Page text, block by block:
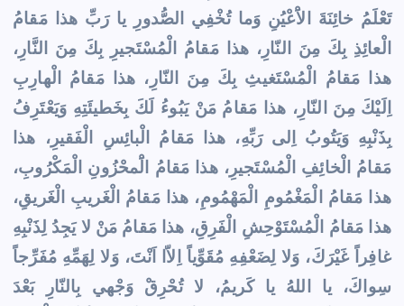
تَعْلَمُ خائِنَةَ الاَْعْيُنِ وَما تُخْفِي الصُّدورِ يا رَبِّ هذا مَقامُ
الْعائِذِ بِكَ مِنَ النّارِ، هذا مَقامُ الْمُسْتَجيرِ بِكَ مِنَ النَّارِ،
هذا مَقامُ الْمُسْتَغيثِ بِكَ مِنَ النّارِ، هذا مَقامُ الْهارِبِ
اِلَيْكَ مِنَ النّارِ، هذا مَقامُ مَنْ يَبُوءُ لَكَ بِخَطيئَتِهِ وَيَعْتَرِفُ
بِذَنْبِهِ وَيَتُوبُ اِلى رَبِّهِ، هذا مَقامُ الْبائِسِ الْفَقيرِ، هذا
مَقامُ الْخائِفِ الْمُسْتَجيرِ، هذا مَقامُ الَْمحْزُونِ الْمَكْرُوبِ،
هذا مَقامُ الْمَغْمُومِ الْمَهْمُومِ، هذا مَقامُ الْغَريبِ الْغَريقِ،
هذا مَقامُ الْمُسْتَوْحِشِ الْفَرِقِ، هذا مَقامُ مَنْ لا يَجِدُ لِذَنْبِهِ
غافِراً غَيْرَكَ، وَلا لِضَعْفِهِ مُقَوِّياً اِلاّا اَنْتَ، وَلا لِهَمِّهِ مُفَرِّجاً
سِواكَ، يا اللهُ يا كَريمُ، لا تُحْرِقْ وَجْهي بِالنّارِ بَعْدَ